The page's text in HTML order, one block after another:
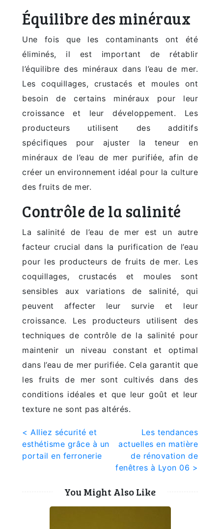
Équilibre des minéraux
Une fois que les contaminants ont été
éliminés, il est important de rétablir
l’équilibre des minéraux dans l’eau de mer.
Les coquillages, crustacés et moules ont
besoin de certains minéraux pour leur
croissance et leur développement. Les
producteurs utilisent des additifs
spécifiques pour ajuster la teneur en
minéraux de l’eau de mer purifiée, afin de
créer un environnement idéal pour la culture
des fruits de mer.
Contrôle de la salinité
La salinité de l’eau de mer est un autre
facteur crucial dans la purification de l’eau
pour les producteurs de fruits de mer. Les
coquillages, crustacés et moules sont
sensibles aux variations de salinité, qui
peuvent affecter leur survie et leur
croissance. Les producteurs utilisent des
techniques de contrôle de la salinité pour
maintenir un niveau constant et optimal
dans l’eau de mer purifiée. Cela garantit que
les fruits de mer sont cultivés dans des
conditions idéales et que leur goût et leur
texture ne sont pas altérés.
Navigation
< Alliez sécurité et
esthétisme grâce à un
portail en ferronerie
Les tendances
actuelles en matière
de rénovation de
fenêtres à Lyon 06 >
You Might Also Like